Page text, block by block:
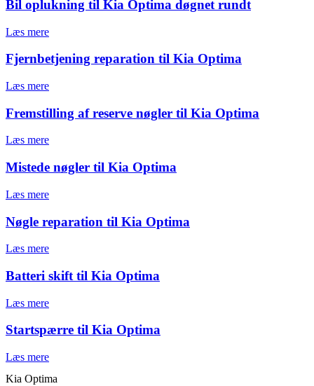
Bil oplukning til Kia Optima døgnet rundt
Læs mere
Fjernbetjening reparation til Kia Optima
Læs mere
Fremstilling af reserve nøgler til Kia Optima
Læs mere
Mistede nøgler til Kia Optima
Læs mere
Nøgle reparation til Kia Optima
Læs mere
Batteri skift til Kia Optima
Læs mere
Startspærre til Kia Optima
Læs mere
Kia Optima